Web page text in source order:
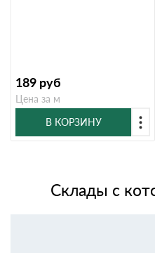
189 руб
Цена за м
В КОРЗИНУ
Склады с